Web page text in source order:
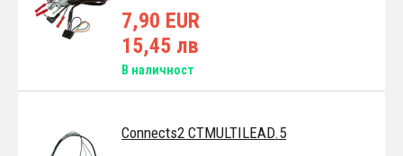
7,90 EUR
15,45 лв
В наличност
Connects2 CTMULTILEAD.5